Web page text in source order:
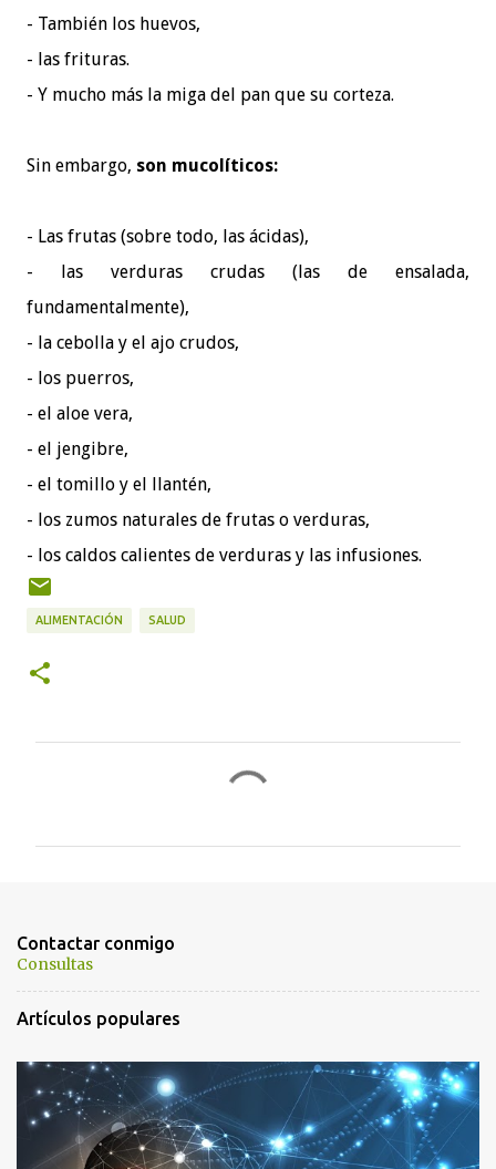
- También los huevos,
- las frituras.
- Y mucho más la miga del pan que su corteza.
Sin embargo, son mucolíticos:
- Las frutas (sobre todo, las ácidas),
- las verduras crudas (las de ensalada,
fundamentalmente),
- la cebolla y el ajo crudos,
- los puerros,
- el aloe vera,
- el jengibre,
- el tomillo y el llantén,
- los zumos naturales de frutas o verduras,
- los caldos calientes de verduras y las infusiones.
ALIMENTACIÓN SALUD
a
r
i
o
s
Contactar conmigo
Consultas
Artículos populares